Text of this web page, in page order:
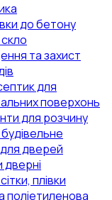
до бетону
та захист
для
поверхонь
для розчину
дверей
дверні
плівки
поліетиленова